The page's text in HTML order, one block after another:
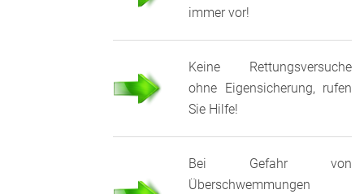
immer vor!
Keine Rettungsversuche
ohne Eigensicherung, rufen
Sie Hilfe!
Bei Gefahr von
Überschwemmungen